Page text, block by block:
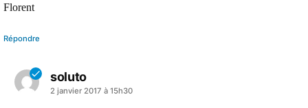
Florent
Répondre
soluto
a
2 janvier 2017 à 15h30